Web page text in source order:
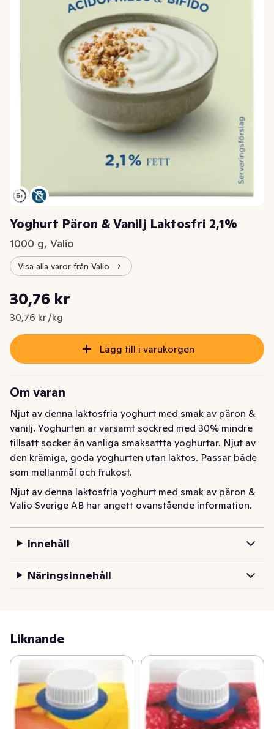
Yoghurt Päron & Vanilj Laktosfri 2,1%
1000 g, Valio
Visa alla varor från Valio
Nuvarande pris är: 30,76 kr
30,76 kr
30,76 kr /kg
Styckpris: 30,76 kr /kg
Lägg till i varukorgen
Om varan
Njut av denna laktosfria yoghurt med smak av päron &
vanilj. Yoghurten är varsamt sockred med 30% mindre
tillsatt socker än vanliga smaksattta yoghurtar. Njut av
den krämiga, goda yoghurten utan laktos. Passar både
som mellanmål och frukost.
Njut av denna laktosfria yoghurt med smak av päron &
vanilj. Yoghurten är varsamt sockred med  30% mindre
som mellanmål och frukost.
Valio Sverige AB har angett ovanstående information.
Innehåll
Näringsinnehåll
Liknande